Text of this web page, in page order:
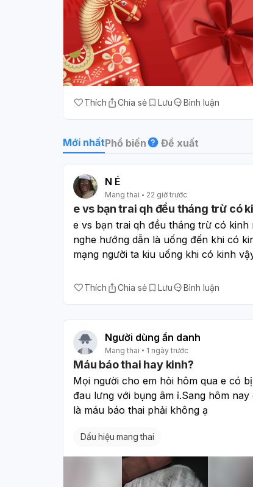
Thích Chia sẻ Lưu Bình luận
Mới nhấtPhổ biến Đề xuất
N É
Mang thai 22 giờ trước
e vs bạn trai qh đều tháng trừ có
e vs bạn trai qh đều tháng trừ có
nghe hướng dẫn là uống đến khi có
mạng người ta kiu uống khi có kinh
Thích Chia sẻ Lưu Bình luận
Người dùng ẩn danh
Mang thai 1 ngày trước
Máu báo thai hay kinh?
Mọi người cho em hỏi hôm qua e có
đau lưng với bụng âm ỉ.Sang hôm
là máu báo thai phải không ạ
Dấu hiệu mang thai